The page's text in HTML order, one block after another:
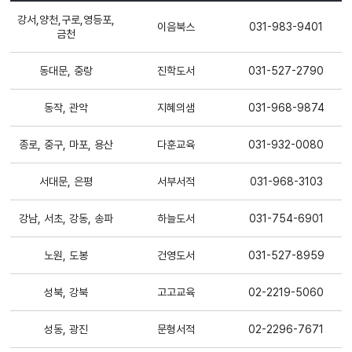
강서,양천,구로,영등포,
금천
이음북스 031-983-9401
동대문, 중랑 진학도서 031-527-2790
동작, 관악 지혜의샘 031-968-9874
종로, 중구, 마포, 용산 다훈교육 031-932-0080
서대문, 은평 서부서적 031-968-3103
강남, 서초, 강동, 송파 하늘도서 031-754-6901
노원, 도봉 건영도서 031-527-8959
성북, 강북 고고교육 02-2219-5060
성동, 광진 문형서적 02-2296-7671